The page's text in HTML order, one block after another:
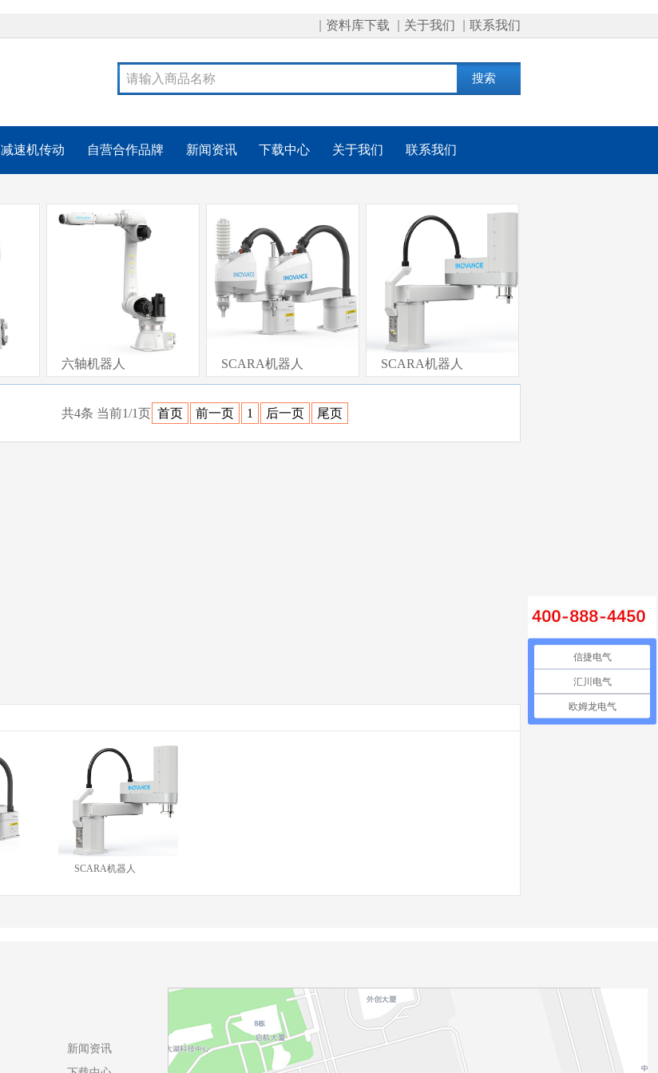
资料库下载 关于我们 联系我们
减速机传动 自营合作品牌 新闻资讯 下载中心 关于我们 联系我们
六轴机器人 SCARA机器人 SCARA机器人
共4条 当前1/1页 首页 前一页 1 后一页 尾页
SCARA机器人
新闻资讯
信捷电气
汇川电气
欧姆龙电气